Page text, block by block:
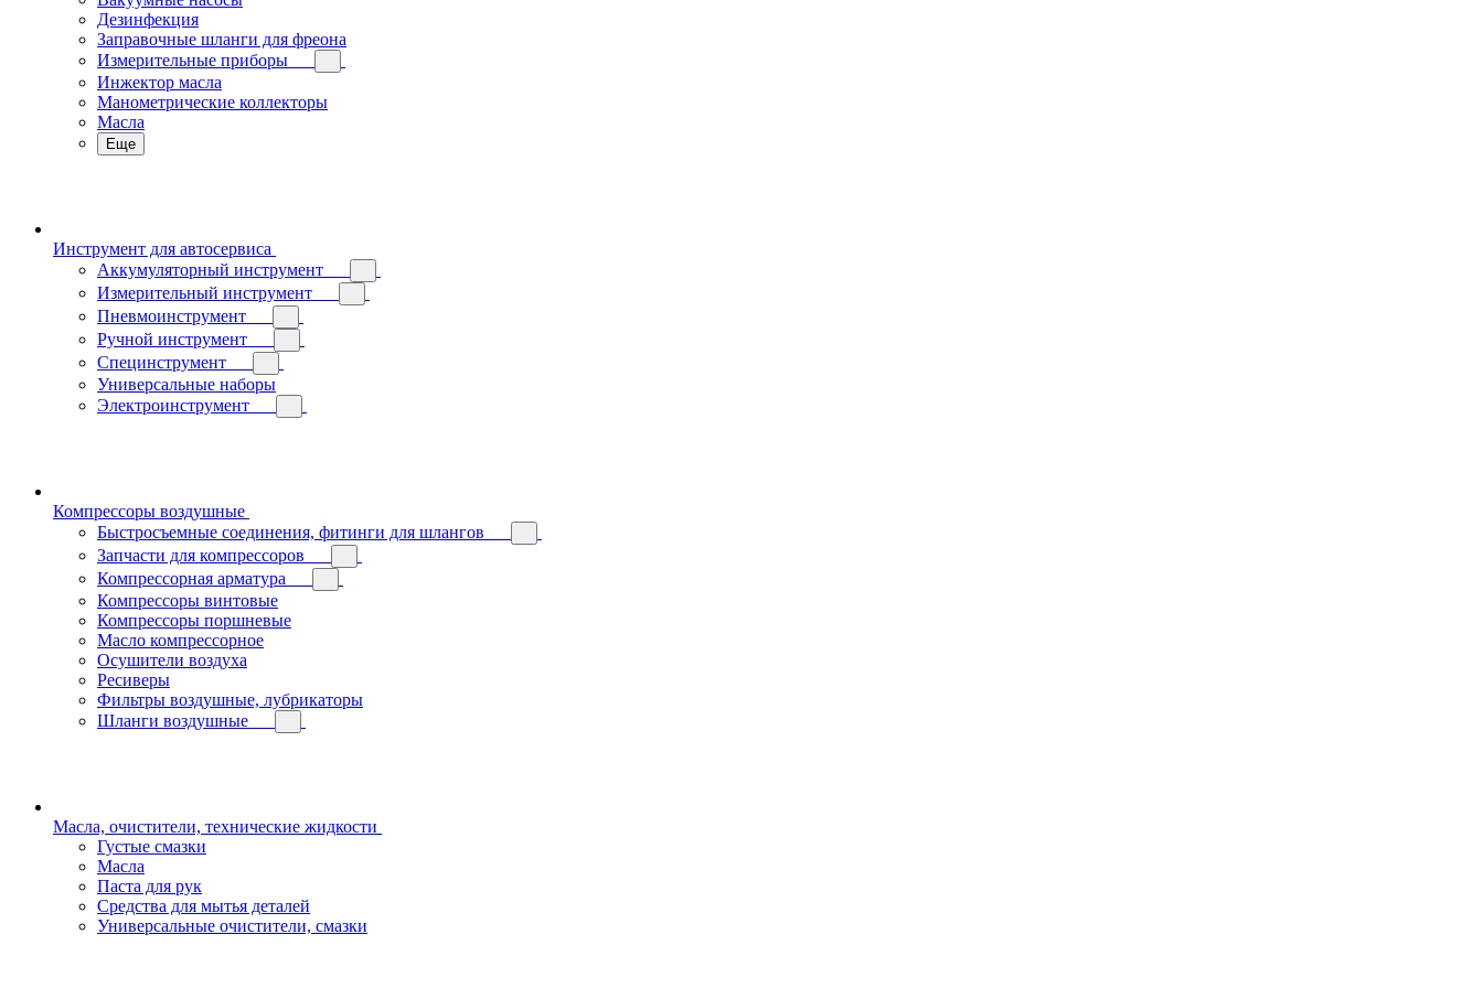
Дезинфекция
Заправочные шланги для фреона
Измерительные приборы
Инжектор масла
Манометрические коллекторы
Масла
Еще
Инструмент для автосервиса
Аккумуляторный инструмент
Измерительный инструмент
Пневмоинструмент
Ручной инструмент
Специнструмент
Универсальные наборы
Электроинструмент
Компрессоры воздушные
Быстросъемные соединения, фитинги для шлангов
Запчасти для компрессоров
Компрессорная арматура
Компрессоры винтовые
Компрессоры поршневые
Масло компрессорное
Осушители воздуха
Ресиверы
Фильтры воздушные, лубрикаторы
Шланги воздушные
Масла, очистители, технические жидкости
Густые смазки
Масла
Паста для рук
Средства для мытья деталей
Универсальные очистители, смазки